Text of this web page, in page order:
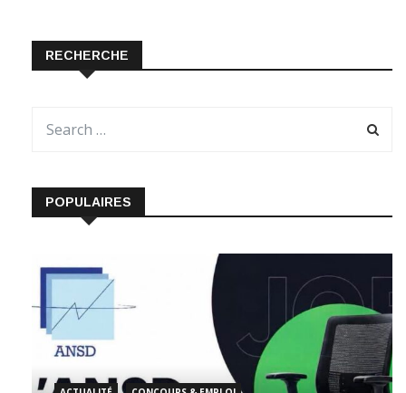
RECHERCHE
POPULAIRES